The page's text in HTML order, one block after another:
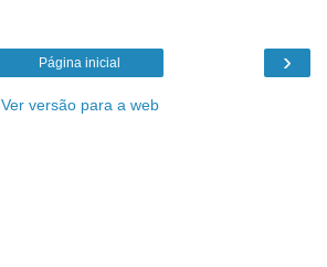
›
Página inicial
Ver versão para a web